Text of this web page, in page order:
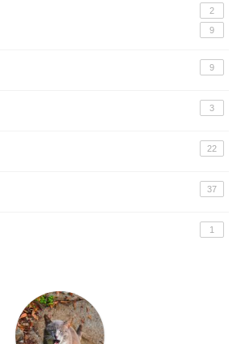
2
9
9
3
22
37
1